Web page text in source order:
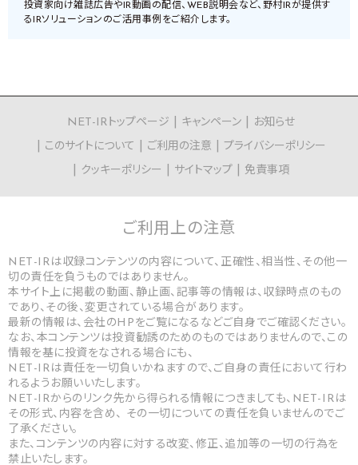
投資家向け雑誌広告やIR動画の配信、WEB説明会など、野村IRが提供す
るIRソリューションのご活用事例をご紹介します。
NET-IRトップページ キャンペーン
お知らせ
このサイトについて
ご利用の注意
プライバシーポリシー
クッキーポリシー
サイトマップ 免責事項
ご利用上の注意
NET-IRは収録コンテンツの内容について、正確性、相当性、その他一
切の責任を負うものではありません。
本サイト上に掲載の動画、静止画、記事等の情報は、収録時点のもの
であり、その後、変更されている場合があります。
最新の情報は、会社のHPをご覧になるなどご自身でご確認ください。
なお、本コンテンツは投資勧誘のためのものではありませんので、この
情報を基に投資をなされる場合にも、
NET-IRは責任を一切負いかねますので、ご自身の責任において行わ
れるようお願いいたします。
NET-IRからのリンク先から得られる情報につきましても、NET-IRは
その形式、内容を含め、 その一切についての責任を負いませんのでご
了承ください。
また、コンテンツの内容に対する改変、修正、追加等の一切の行為を
禁止いたします。